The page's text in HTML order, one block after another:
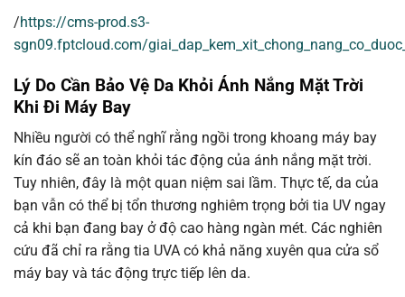
/https://cms-prod.s3-
sgn09.fptcloud.com/
Lý Do Cần Bảo Vệ Da Khỏi Ánh Nắng Mặt Trời
Khi Đi Máy Bay
Nhiều người có thể nghĩ rằng ngồi trong khoang máy bay
kín đáo sẽ an toàn khỏi tác động của ánh nắng mặt trời.
Tuy nhiên, đây là một quan niệm sai lầm. Thực tế, da của
bạn vẫn có thể bị tổn thương nghiêm trọng bởi tia UV ngay
cả khi bạn đang bay ở độ cao hàng ngàn mét. Các nghiên
cứu đã chỉ ra rằng tia UVA có khả năng xuyên qua cửa sổ
máy bay và tác động trực tiếp lên da.